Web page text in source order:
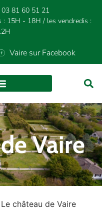
81 60 51 21
: 15H - 18H / les vendredis :
Vaire sur Facebook
Vaire
Le château de Vaire